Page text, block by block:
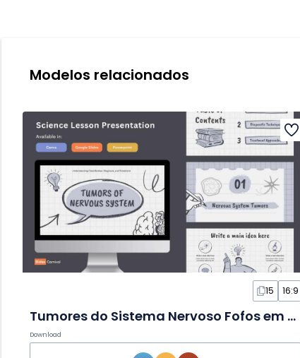
Modelos relacionados
15 16:9
Tumores do Sistema Nervoso Fofos em Slides
Download